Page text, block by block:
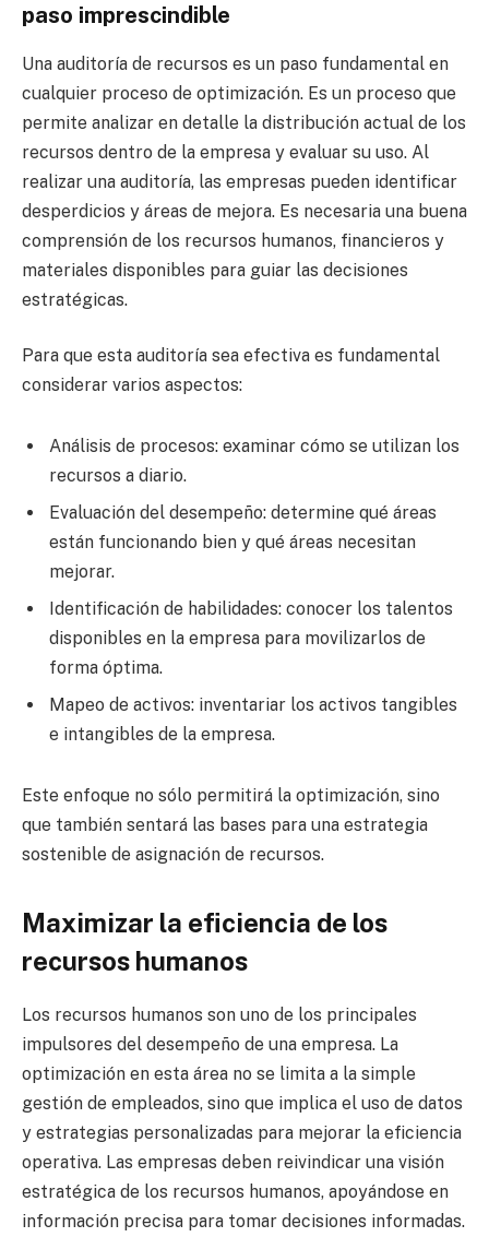
paso imprescindible
Una auditoría de recursos es un paso fundamental en
cualquier proceso de optimización. Es un proceso que
permite analizar en detalle la distribución actual de los
recursos dentro de la empresa y evaluar su uso. Al
realizar una auditoría, las empresas pueden identificar
desperdicios y áreas de mejora. Es necesaria una buena
comprensión de los recursos humanos, financieros y
materiales disponibles para guiar las decisiones
estratégicas.
Para que esta auditoría sea efectiva es fundamental
considerar varios aspectos:
Análisis de procesos: examinar cómo se utilizan los
recursos a diario.
Evaluación del desempeño: determine qué áreas
están funcionando bien y qué áreas necesitan
mejorar.
Identificación de habilidades: conocer los talentos
disponibles en la empresa para movilizarlos de
forma óptima.
Mapeo de activos: inventariar los activos tangibles
e intangibles de la empresa.
Este enfoque no sólo permitirá la optimización, sino
que también sentará las bases para una estrategia
sostenible de asignación de recursos.
Maximizar la eficiencia de los
recursos humanos
Los recursos humanos son uno de los principales
impulsores del desempeño de una empresa. La
optimización en esta área no se limita a la simple
gestión de empleados, sino que implica el uso de datos
y estrategias personalizadas para mejorar la eficiencia
operativa. Las empresas deben reivindicar una visión
estratégica de los recursos humanos, apoyándose en
información precisa para tomar decisiones informadas.